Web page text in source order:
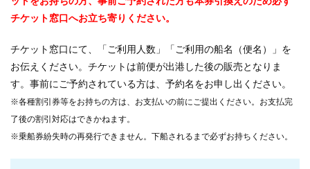
チケット窓口へお立ち寄りください。
チケット窓口にて、「ご利用人数」「ご利用の船名（便名）」を
お伝えください。チケットは前便が出港した後の販売となりま
す。事前にご予約されている方は、予約名をお申し出ください。
※各種割引券等をお持ちの方は、お支払いの前にご提出ください。お支払完
了後の割引対応はできかねます。
※乗船券紛失時の再発行できません。下船されるまで必ずお持ちください。